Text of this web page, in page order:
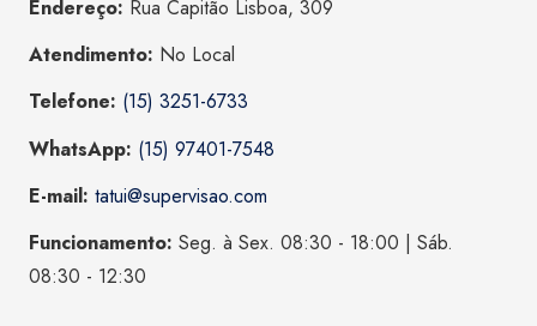
Endereço: Rua Capitão Lisboa, 309
Atendimento: No Local
Telefone: (15) 3251-6733
WhatsApp: (15) 97401-7548
E-mail: tatui@supervisao.com
Funcionamento: Seg. à Sex. 08:30 - 18:00 | Sáb.
08:30 - 12:30